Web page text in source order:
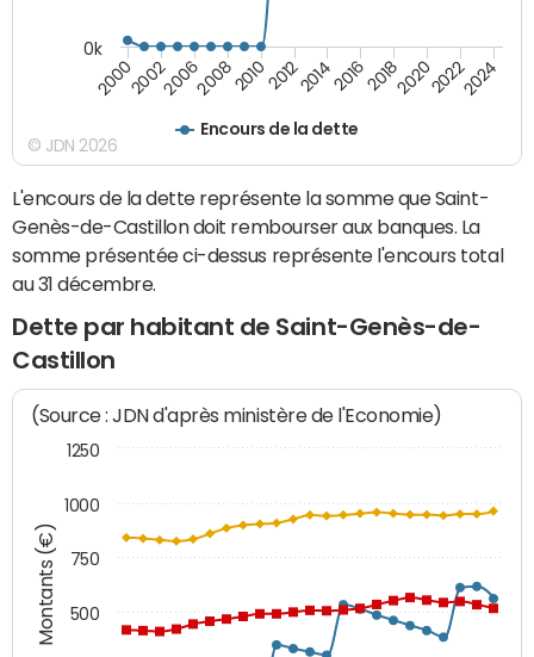
Encours de la dette
200020022006200820102012201420162018202020222024
0k
© JDN 2026
L'encours de la dette représente la somme que Saint-
Genès-de-Castillon doit rembourser aux banques. La
somme présentée ci-dessus représente l'encours total
au 31 décembre.
Dette par habitant de Saint-Genès-de-
Castillon
Montants (€)
(Source : JDN d'après ministère de l'Economie)
500
750
1000
1250